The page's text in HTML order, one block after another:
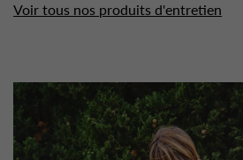
Voir tous nos produits d'entretien